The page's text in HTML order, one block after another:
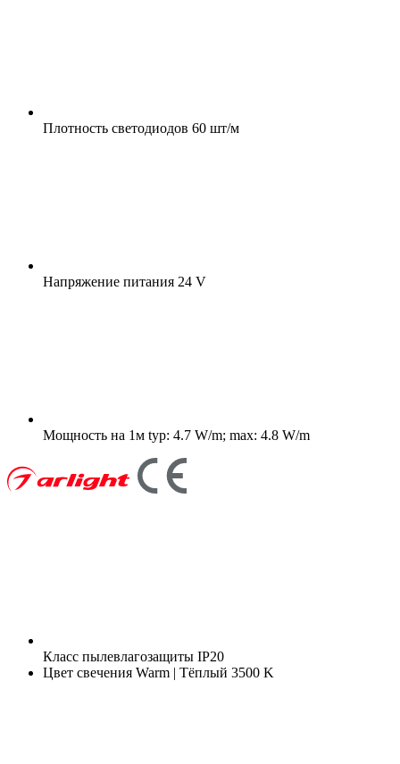
Плотность светодиодов 60 шт/м
Напряжение питания 24 V
Мощность на 1м typ: 4.7 W/m; max: 4.8 W/m
Класс пылевлагозащиты IP20
Цвет свечения Warm | Тёплый 3500 K